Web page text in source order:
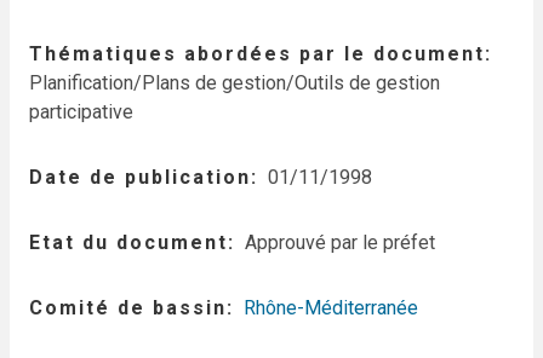
Thématiques abordées par le document
Planification/Plans de gestion/Outils de gestion
participative
Date de publication 01/11/1998
Etat du document Approuvé par le préfet
Comité de bassin Rhône-Méditerranée